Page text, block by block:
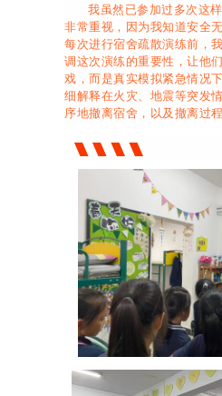
我虽然已参加过多次这
非常重视，因为我知道安全
每次进行宿舍疏散演练前，
调这次演练的重要性，让他
戏，而是真实模拟紧急情况
细解释在火灾、地震等突发
序地撤离宿舍，以及撤离过